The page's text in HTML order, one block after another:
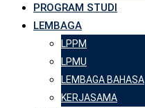
PROGRAM STUDI
LEMBAGA
LPPM
LPMU
LEMBAGA BAHASA
KERJASAMA